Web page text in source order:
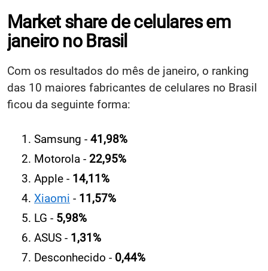
Market share de celulares em
janeiro no Brasil
Com os resultados do mês de janeiro, o ranking
das 10 maiores fabricantes de celulares no Brasil
ficou da seguinte forma:
Samsung - 41,98%
Motorola - 22,95%
Apple - 14,11%
Xiaomi - 11,57%
LG - 5,98%
ASUS - 1,31%
Desconhecido - 0,44%